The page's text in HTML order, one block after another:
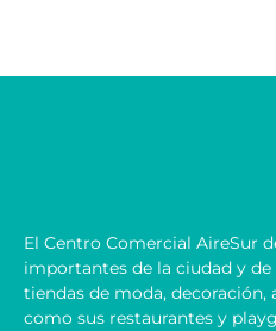
El Centro Comercial AireSur
importantes de la ciudad y de
tiendas de moda,
como sus restaurantes y